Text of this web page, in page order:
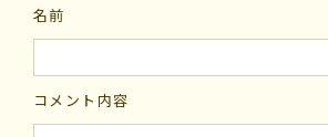
名前
コメント内容